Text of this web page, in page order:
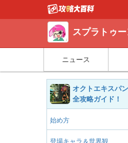
スプラトゥ
ニュース
オクトエキスパ
全攻略ガイド！
始め方
登場キャラ＆世界観